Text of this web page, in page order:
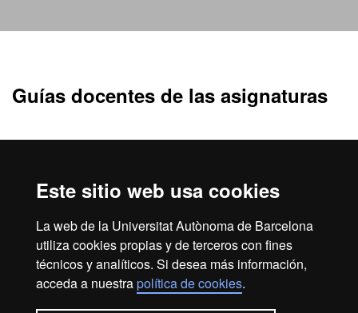
Este sitio web usa cookies
La web de la Universitat Autònoma de Barcelona
utiliza cookies propias y de terceros con fines
técnicos y analíticos. Si desea más información,
acceda a nuestrapolítica de cookies.
Guías docentes de las asignaturas
2026 Universitat Autònoma de
Barcelona